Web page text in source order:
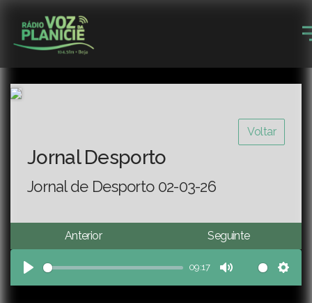
Voltar
Jornal Desporto
Jornal de Desporto 02-03-26
Anterior Seguinte
Play
09:17
Mute